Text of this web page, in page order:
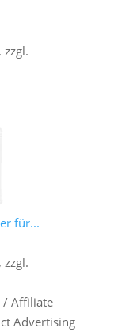
zzgl.
für...
zzgl.
/ Affiliate
Advertising